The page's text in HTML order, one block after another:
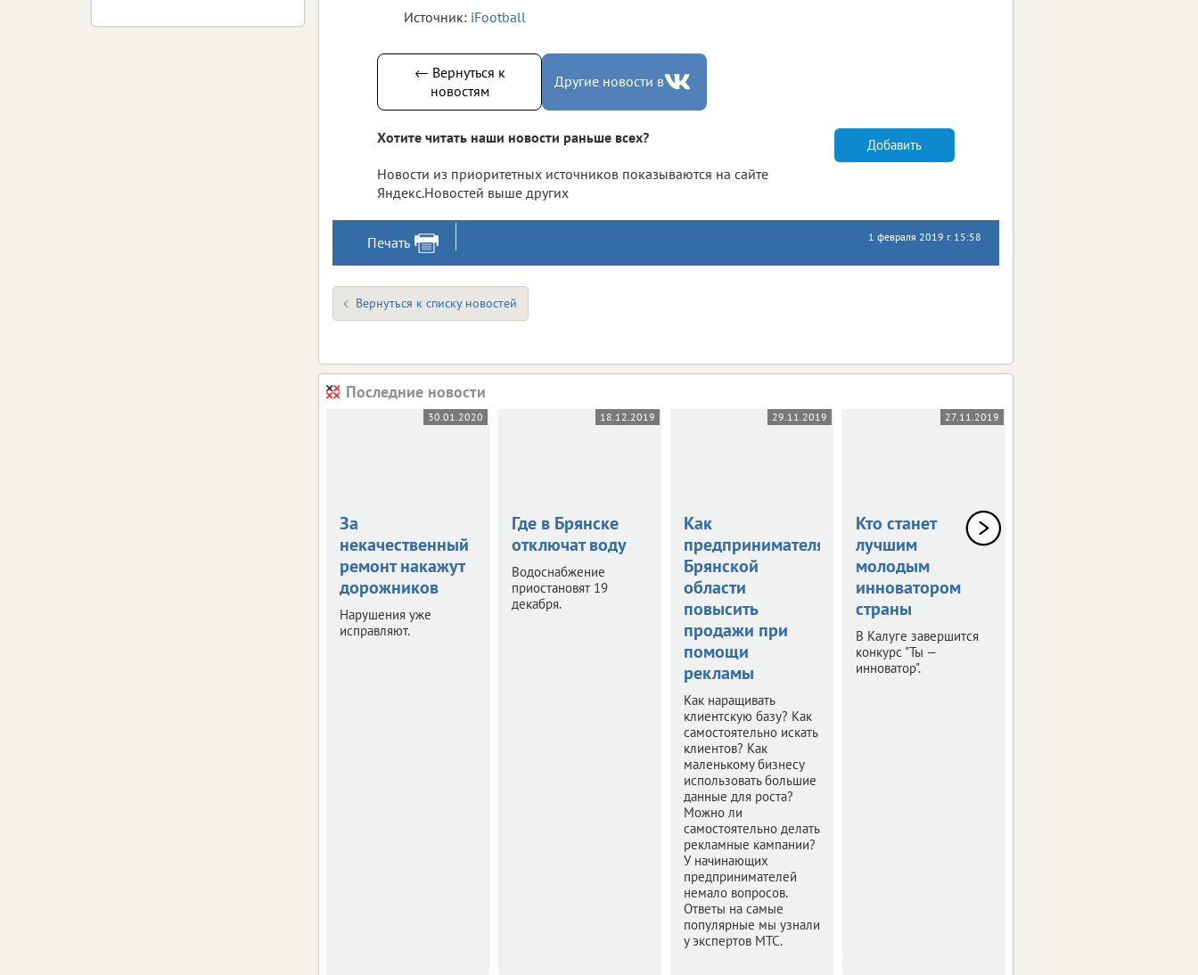
Источник: iFootball
← Вернуться к
новостям
Другие новости в
Хотите читать наши новости раньше всех?
Новости из приоритетных источников показываются на сайте
Яндекс.Новостей выше других
Добавить
Печать 1 февраля 2019 г. 15:58
Вернуться к списку новостей
Последние новости
30.01.2020
За
некачественный
ремонт накажут
дорожников
Нарушения уже
исправляют.
18.12.2019
Где в Брянске
отключат воду
Водоснабжение
приостановят 19
декабря.
29.11.2019
Как
предпринимателям
Брянской
области
повысить
продажи при
помощи
рекламы
Как наращивать
клиентскую базу? Как
самостоятельно искать
клиентов? Как
маленькому бизнесу
использовать большие
данные для роста?
Можно ли
самостоятельно делать
рекламные кампании?
У начинающих
предпринимателей
немало вопросов.
Ответы на самые
популярные мы узнали
у экспертов МТС.
27.11.2019
Кто станет
лучшим
молодым
инноватором
страны
В Калуге завершится
конкурс "Ты —
инноватор".